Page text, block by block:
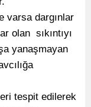
varsa dargınlar
olan sıkıntıyı
yanaşmayan
tespit edilerek